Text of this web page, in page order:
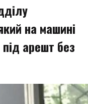
на машині
арешт без